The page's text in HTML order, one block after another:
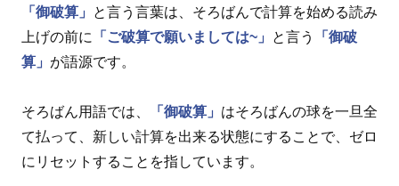
「御破算」
と言う言葉は、そろばんで計算を始める読み
上げの前に
「ご破算で願いましては~」 と言う
「御破
算」 が語源です。
そろばん用語では、 「御破算」 はそろばんの球を一旦全
て払って、新しい計算を出来る状態にすることで、ゼロ
にリセットすることを指しています。